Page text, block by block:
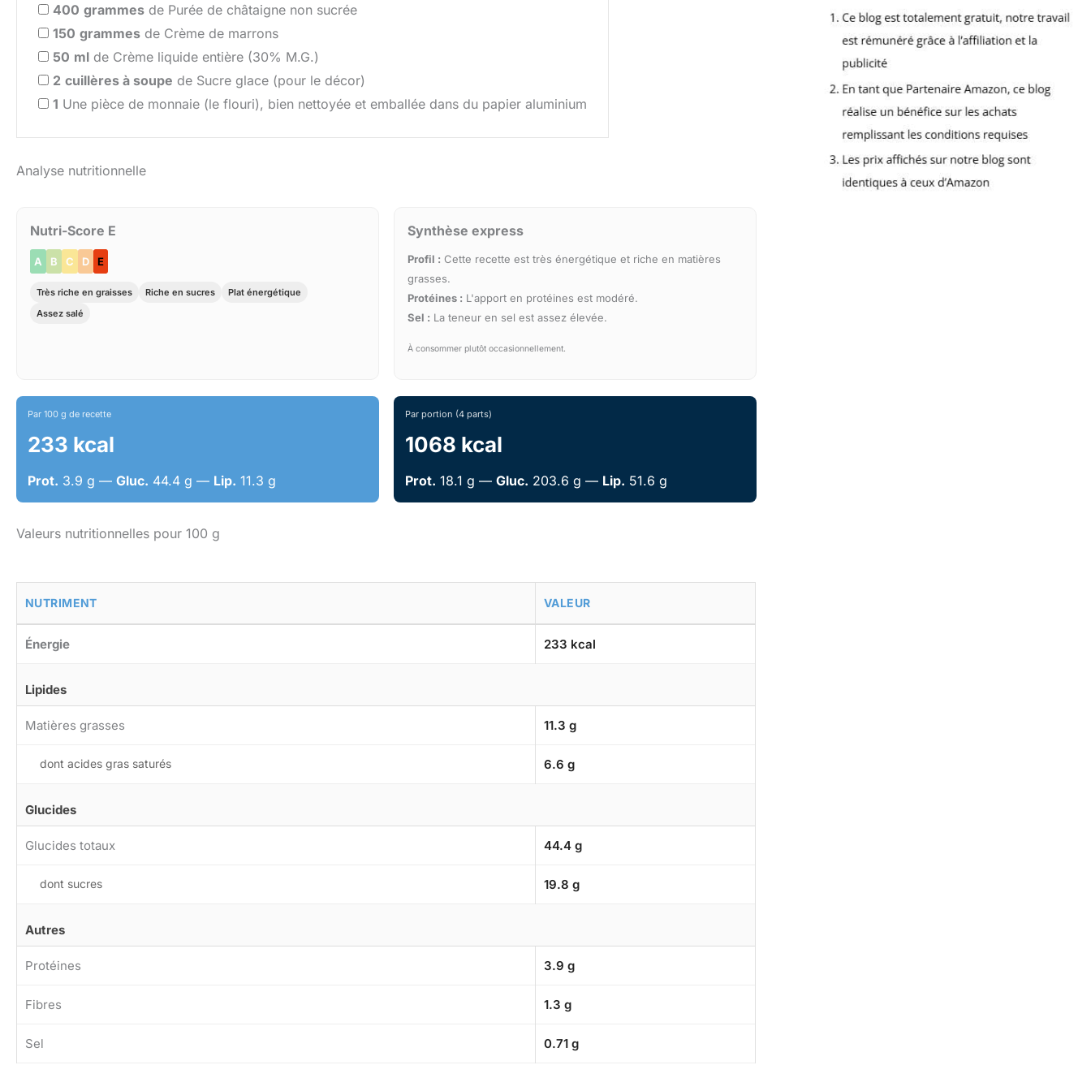
400 grammes de Purée de châtaigne non sucrée
150 grammes de Crème de marrons
50 ml de Crème liquide entière (30% M.G.)
2 cuillères à soupe de Sucre glace (pour le décor)
1 Une pièce de monnaie (le flouri), bien nettoyée et emballée dans du papier aluminium
Analyse nutritionnelle
Nutri-Score E
A B C D E
Très riche en graisses Riche en sucres
Plat énergétique
Assez salé
Synthèse express
Profil : Cette recette est très énergétique et riche en matières
grasses.
Protéines : L'apport en protéines est modéré.
Sel : La teneur en sel est assez élevée.
À consommer plutôt occasionnellement.
Par 100 g de recette
233 kcal
Prot. 3.9 g — Gluc. 44.4 g — Lip. 11.3 g
Par portion (4 parts)
1068 kcal
Prot. 18.1 g —Gluc. 203.6 g — Lip. 51.6 g
Valeurs nutritionnelles pour 100 g
NUTRIMENT VALEUR
Énergie 233 kcal
Lipides
Matières grasses 11.3 g
dont acides gras saturés 6.6 g
Glucides
Glucides totaux 44.4 g
dont sucres 19.8 g
Autres
Protéines 3.9 g
Fibres 1.3 g
Sel 0.71 g